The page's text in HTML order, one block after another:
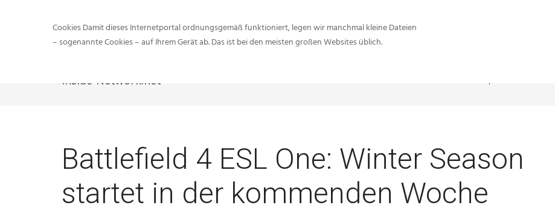
Inside-Network.net
Battlefield 4 ESL One: Winter Season
startet in der kommenden Woche
Cookies Damit dieses Internetportal ordnungsgemäß funktioniert, legen wir manchmal kleine Dateien
– sogenannte Cookies – auf Ihrem Gerät ab. Das ist bei den meisten großen Websites üblich.